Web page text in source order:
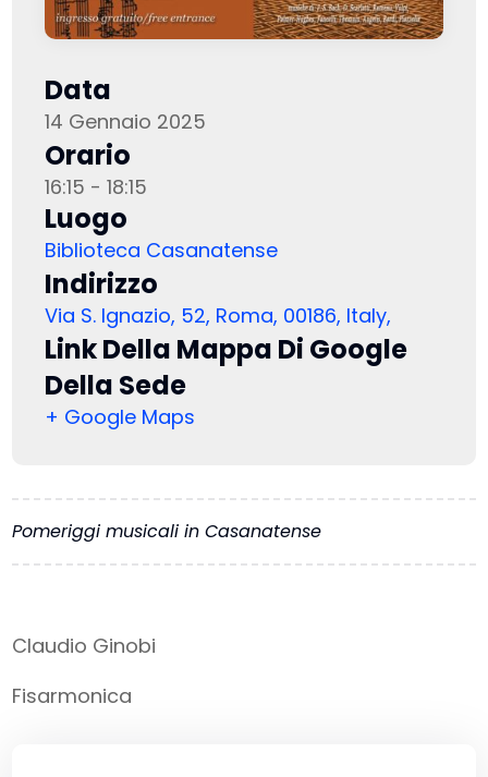
Data
14 Gennaio 2025
Orario
16:15 - 18:15
Luogo
Biblioteca Casanatense
Indirizzo
Via S. Ignazio, 52, Roma, 00186, Italy,
Link Della Mappa Di Google
Della Sede
+ Google Maps
Pomeriggi musicali in Casanatense
Claudio Ginobi
Fisarmonica